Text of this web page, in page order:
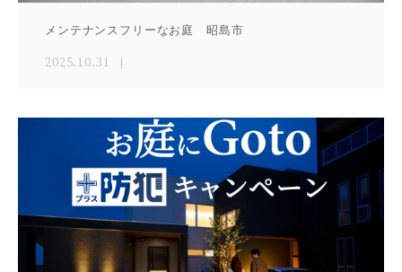
メンテナンスフリーなお庭 昭島市
2025.10.31